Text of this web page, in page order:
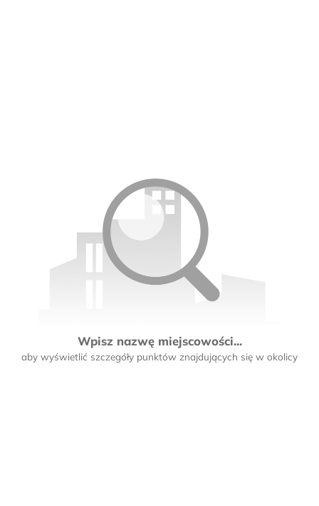
Wpisz nazwę miejscowości...
aby wyświetlić szczegóły punktów znajdujących się w okolicy